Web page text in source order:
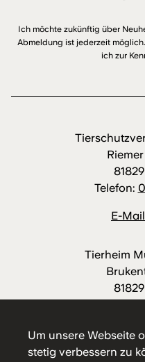
Um unsere Webseite
stetig verbessern zu
Telefon:
E-
Tierheim
E-
Ich möchte zukünftig über
Abmeldung ist jederzeit
ich zur